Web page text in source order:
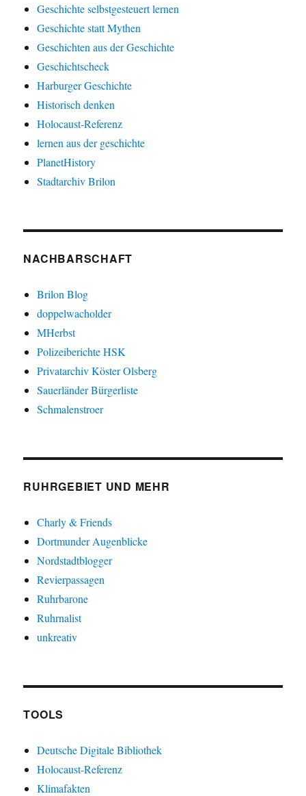
Geschichte selbstgesteuert lernen
Geschichte statt Mythen
Geschichten aus der Geschichte
Geschichtscheck
Harburger Geschichte
Historisch denken
Holocaust-Referenz
lernen aus der geschichte
PlanetHistory
Stadtarchiv Brilon
NACHBARSCHAFT
Brilon Blog
doppelwacholder
MHerbst
Polizeiberichte HSK
Privatarchiv Köster Olsberg
Sauerländer Bürgerliste
Schmalenstroer
RUHRGEBIET UND MEHR
Charly & Friends
Dortmunder Augenblicke
Nordstadtblogger
Revierpassagen
Ruhrbarone
Ruhrnalist
unkreativ
TOOLS
Deutsche Digitale Bibliothek
Holocaust-Referenz
Klimafakten